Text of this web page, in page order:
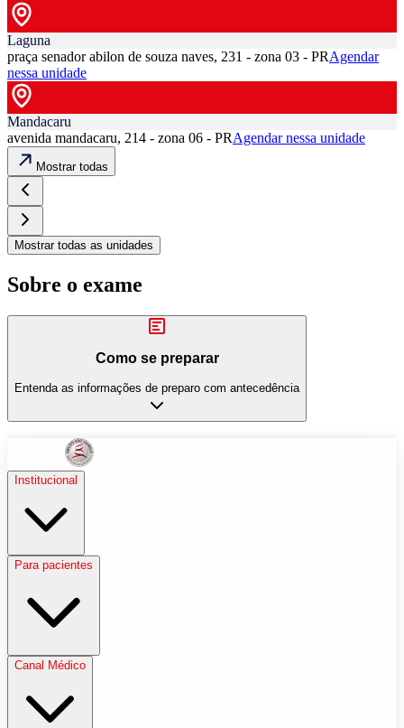
Laguna
praça senador abilon de souza naves, 231 - zona 03 - PRAgendar
nessa unidade
Mandacaru
avenida mandacaru, 214 - zona 06 - PRAgendar nessa unidade
Mostrar todas
Mostrar todas as unidades
Sobre o exame
Como se preparar
Entenda as informações de preparo com antecedência
Institucional
Para pacientes
Canal Médico